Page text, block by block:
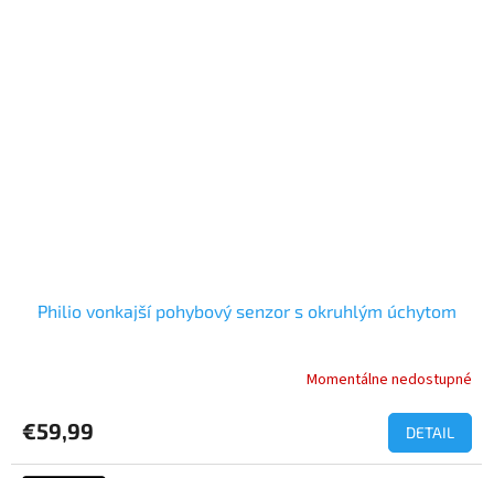
Philio vonkajší pohybový senzor s okruhlým úchytom
Momentálne nedostupné
€59,99 DETAIL